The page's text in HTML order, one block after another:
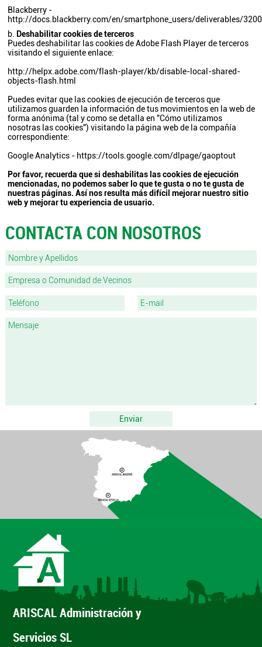
Blackberry -
http://docs.blackberry.com/en/smartphone_users/deliverables/
Deshabilitar cookies de terceros
Puedes deshabilitar las cookies de Adobe Flash Player de terceros
visitando el siguiente enlace:
http://helpx.adobe.com/flash-player/kb/disable-local-shared-
objects-flash.html
Puedes evitar que las cookies de ejecución de terceros que
utilizamos guarden la información de tus movimientos en la web de
forma anónima (tal y como se detalla en "Cómo utilizamos
nosotras las cookies") visitando la página web de la compañía
correspondiente:
Google Analytics - https://tools.google.com/dlpage/gaoptout
Por favor, recuerda que si deshabilitas las cookies de ejecución
mencionadas, no podemos saber lo que te gusta o no te gusta de
nuestras páginas. Así nos resulta más difícil mejorar nuestro sitio
web y mejorar tu experiencia de usuario.
CONTACTA CON NOSOTROS
ARISCALAdministración y
Servicios SL